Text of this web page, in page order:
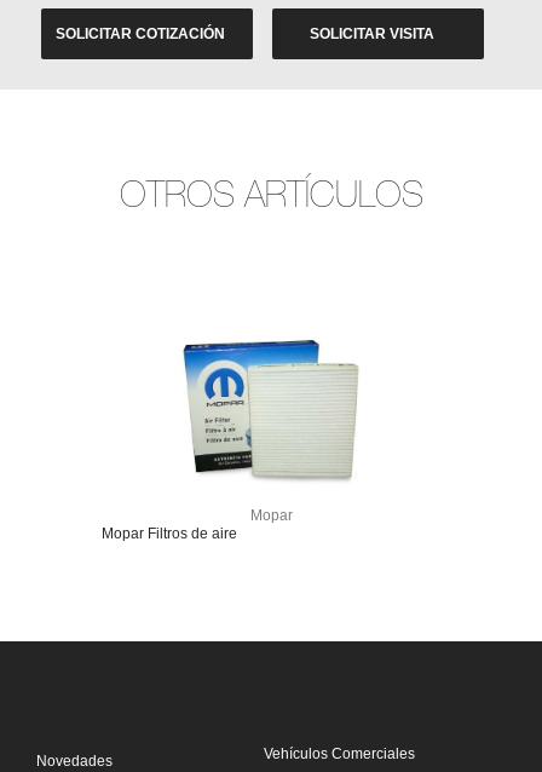
SOLICITAR COTIZACIÓN SOLICITAR VISITA
OTROS ARTÍCULOS
Mopar
Mopar Filtros de aire
Novedades Vehículos Comerciales